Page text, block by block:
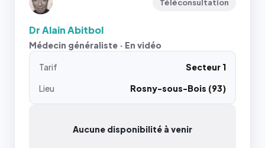
Téléconsultation
Dr Alain Abitbol
Médecin généraliste · En vidéo
Tarif
Secteur 1
Lieu
Rosny-sous-Bois (93)
Aucune disponibilité à venir